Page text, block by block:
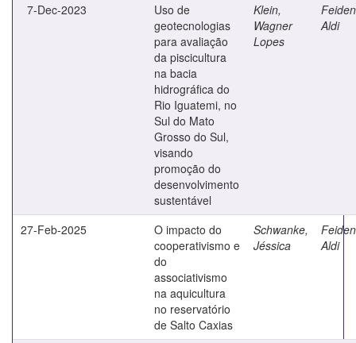
7-Dec-2023
Uso de
geotecnologias
para avaliação
da piscicultura
na bacia
hidrográfica do
Rio Iguatemi, no
Sul do Mato
Grosso do Sul,
visando
promoção do
desenvolvimento
sustentável
Klein,
Wagner
Lopes
Aldi
27-Feb-2025
O impacto do
cooperativismo e
do
associativismo
na aquicultura
no reservatório
de Salto Caxias
Schwanke,
Jéssica
Aldi